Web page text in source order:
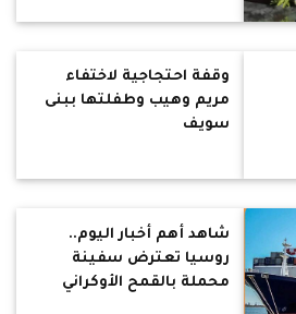
وقفة احتجاجية لاختفاء
مريم وهيب وطفلتها ببنى
سويف
شاهد أهم أخبار اليوم..
روسيا تعترض سفينة
محملة بالقمح الأوكراني